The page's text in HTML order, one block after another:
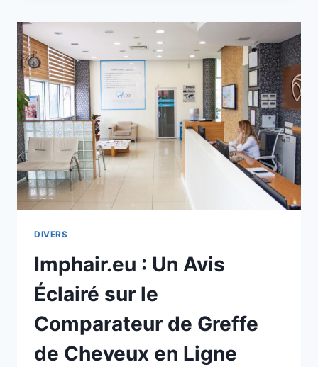
SOCIÉTÉ
LEADSQUALITY
DIVERS
Imphair.eu : Un Avis
Éclairé sur le
Comparateur de Greffe
de Cheveux en Ligne